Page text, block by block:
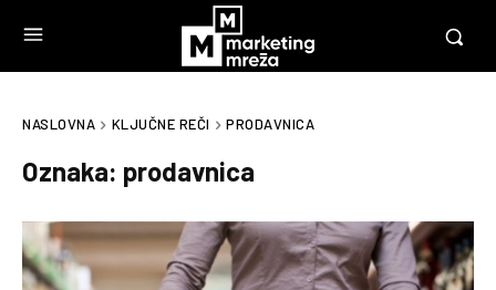
NASLOVNA KLJUČNE REČI PRODAVNICA
Oznaka: prodavnica